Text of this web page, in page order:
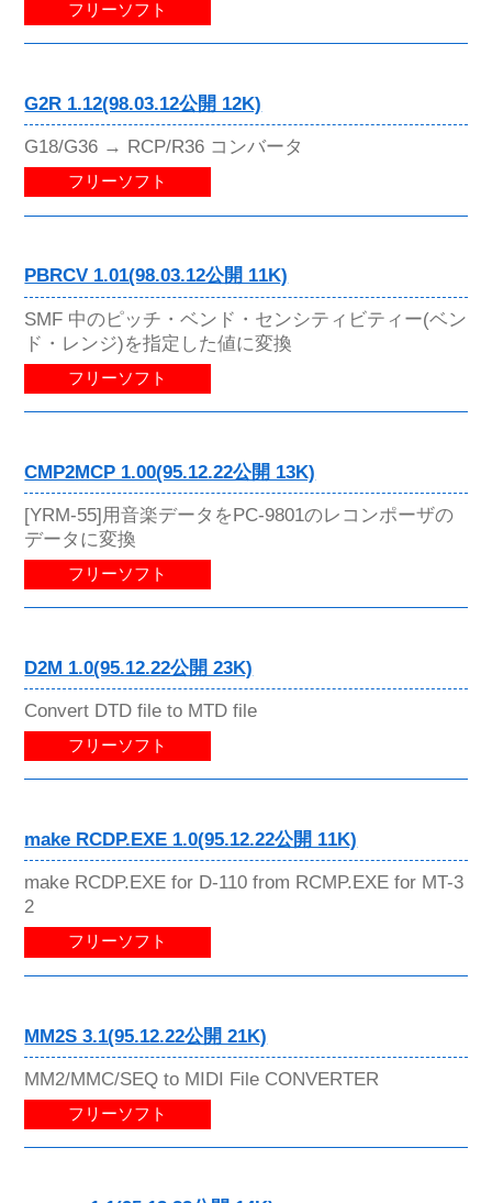
フリーソフト
G2R 1.12(98.03.12公開 12K)
G18/G36 → RCP/R36 コンバータ
フリーソフト
PBRCV 1.01(98.03.12公開 11K)
SMF 中のピッチ・ベンド・センシティビティー(ベン
ド・レンジ)を指定した値に変換
フリーソフト
CMP2MCP 1.00(95.12.22公開 13K)
[YRM-55]用音楽データをPC-9801のレコンポーザの
データに変換
フリーソフト
D2M 1.0(95.12.22公開 23K)
Convert DTD file to MTD file
フリーソフト
make RCDP.EXE 1.0(95.12.22公開 11K)
make RCDP.EXE for D-110 from RCMP.EXE for MT-3
2
フリーソフト
MM2S 3.1(95.12.22公開 21K)
MM2/MMC/SEQ to MIDI File CONVERTER
フリーソフト